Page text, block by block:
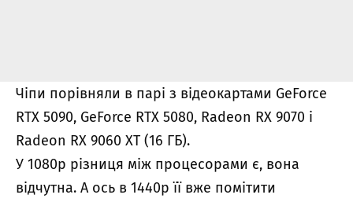
Чіпи порівняли в парі з відеокартами GeForce
RTX 5090, GeForce RTX 5080, Radeon RX 9070 і
Radeon RX 9060 XT (16 ГБ).
У 1080p різниця між процесорами є, вона
відчутна. А ось в 1440p її вже помітити